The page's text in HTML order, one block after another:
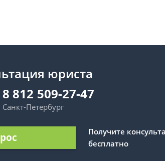
юриста
8 812 509-27-47
Санкт-Петербург
Получите
бесплатно